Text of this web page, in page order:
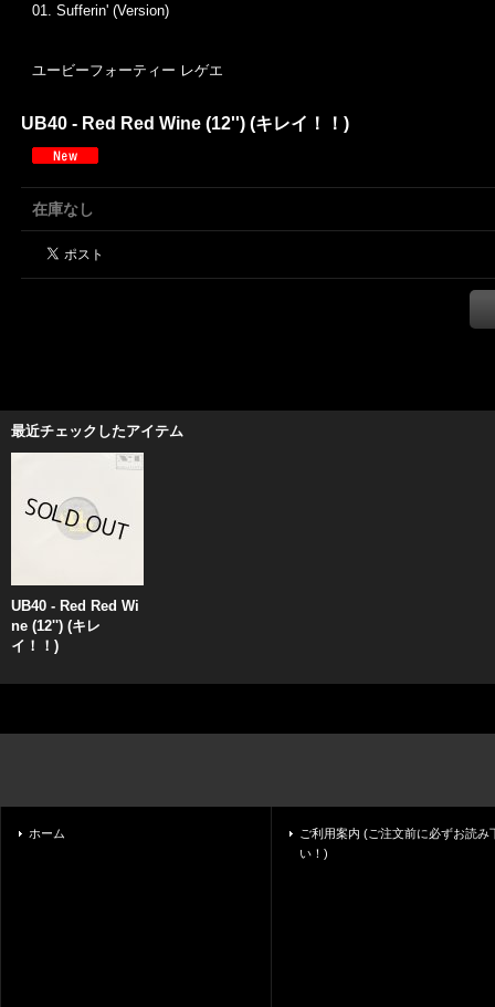
01. Sufferin' (Version)
ユービーフォーティー レゲエ
UB40 - Red Red Wine (12'') (キレイ！！)
在庫なし
最近チェックしたアイテム
UB40 - Red Red Wi
ne (12'') (キレ
イ！！)
ホーム
ご利用案内 (ご注文前に必ずお読み
い！)